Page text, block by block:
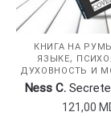
КНИГА НА
ЯЗЫКЕ,
ДУХОВНОСТЬ И
Ness C.
121,00